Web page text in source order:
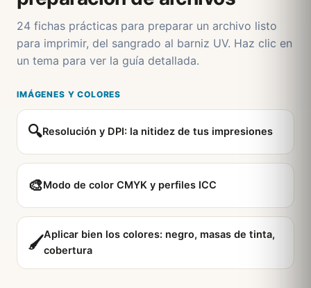
24 fichas prácticas para preparar un archivo listo
para imprimir, del sangrado al barniz UV. Haz clic en
un tema para ver la guía detallada.
IMÁGENES Y COLORES
🔍Resolución y DPI: la nitidez de tus impresiones
🎨Modo de color CMYK y perfiles ICC
🖌️Aplicar bien los colores: negro, masas de tinta,
cobertura